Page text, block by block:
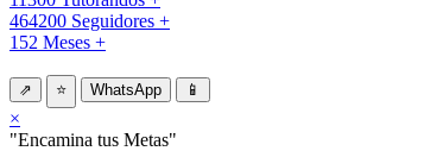
464200 Seguidores +
152 Meses +
⇗ ⭐ WhatsApp 📱
×
"Encamina tus Metas"